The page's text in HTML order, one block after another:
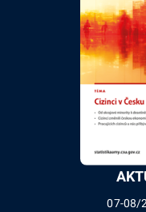
07-08/